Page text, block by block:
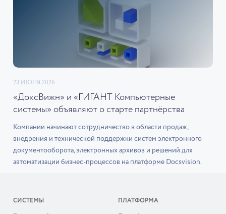
23 ИЮНЯ 2026
«ДоксВижн» и «ГИГАНТ Компьютерные
системы» объявляют о старте партнёрства
Компании начинают сотрудничество в области продаж,
внедрения и технической поддержки систем электронного
документооборота, электронных архивов и решений для
автоматизации бизнес-процессов на платформе Docsvision.
СИСТЕМЫ ПЛАТФОРМА